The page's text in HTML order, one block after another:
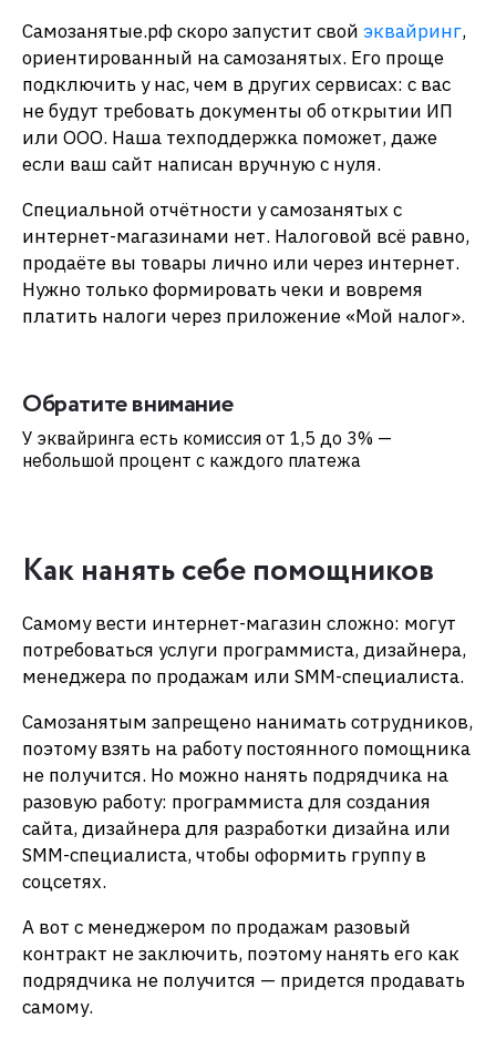
Самозанятые.рф скоро запустит свой эквайринг,
ориентированный на самозанятых. Его проще
подключить у нас, чем в других сервисах: с вас
не будут требовать документы об открытии ИП
или ООО. Наша техподдержка поможет, даже
если ваш сайт написан вручную с нуля.
Специальной отчётности у самозанятых с
интернет-магазинами нет. Налоговой всё равно,
продаёте вы товары лично или через интернет.
Нужно только формировать чеки и вовремя
платить налоги через приложение «Мой налог».
Обратите внимание
​​У эквайринга есть комиссия от 1,5 до 3% —
небольшой процент с каждого платежа
Как нанять себе помощников
Самому вести интернет-магазин сложно: могут
потребоваться услуги программиста, дизайнера,
менеджера по продажам или SMM-специалиста.
Самозанятым запрещено нанимать сотрудников,
поэтому взять на работу постоянного помощника
не получится. Но можно нанять подрядчика на
разовую работу: программиста для создания
сайта, дизайнера для разработки дизайна или
SMM-специалиста, чтобы оформить группу в
соцсетях.
А вот с менеджером по продажам разовый
контракт не заключить, поэтому нанять его как
подрядчика не получится — придется продавать
самому.